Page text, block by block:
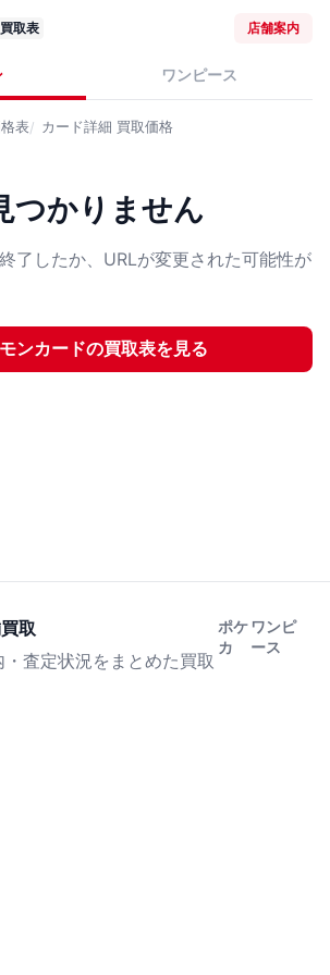
買取表 店舗案内
ワンピース
表 カード詳細 買取価格
つかりません
了したか、URLが変更された可能性が
ンカードの買取表を見る
取
査定状況をまとめた買取
ポケ
カ
ワンピ
ース